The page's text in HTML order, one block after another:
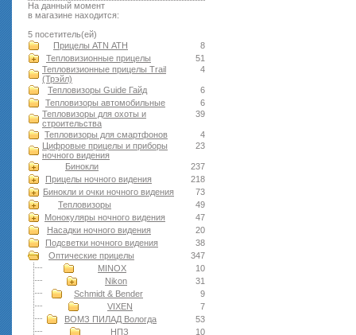
На данный момент
в магазине находится:
5 посетитель(ей)
8
Прицелы ATN АТН
51
Тепловизионные прицелы
4
Тепловизионные прицелы Trail
(Трэйл)
6
Тепловизоры Guide Гайд
6
Тепловизоры автомобильные
39
Тепловизоры для охоты и
строительства
4
Тепловизоры для смартфонов
23
Цифровые прицелы и приборы
ночного видения
237
Бинокли
218
Прицелы ночного видения
73
Бинокли и очки ночного видения
49
Тепловизоры
47
Монокуляры ночного видения
20
Насадки ночного видения
38
Подсветки ночного видения
347
Оптические прицелы
10
MINOX
31
Nikon
9
Schmidt & Bender
7
VIXEN
53
ВОМЗ ПИЛАД Вологда
10
НПЗ